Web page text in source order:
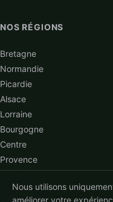
NOS RÉGIONS
Bretagne
Normandie
Picardie
Alsace
Lorraine
Bourgogne
Centre
Provence
Auvergne
Nous utilisons
améliorer votre